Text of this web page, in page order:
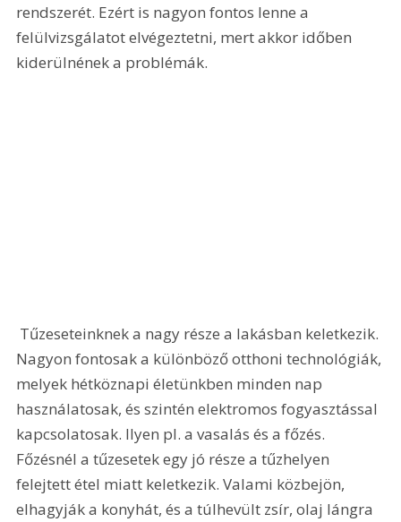
rendszerét. Ezért is nagyon fontos lenne a
felülvizsgálatot elvégeztetni, mert akkor időben
kiderülnének a problémák.
Nagyon fontosak a különböző otthoni technológiák,
melyek hétköznapi életünkben minden nap
használatosak, és szintén elektromos fogyasztással
kapcsolatosak. Ilyen pl. a vasalás és a főzés.
Főzésnél a tűzesetek egy jó része a tűzhelyen
felejtett étel miatt keletkezik. Valami közbejön,
elhagyják a konyhát, és a túlhevült zsír, olaj lángra